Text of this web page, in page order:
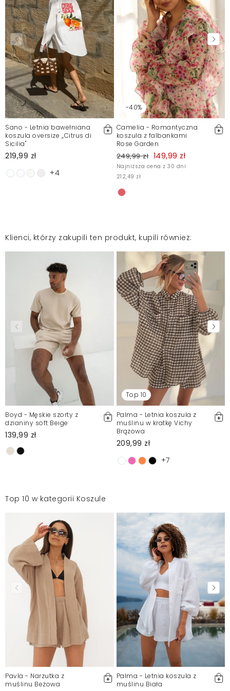
Zgłoś nielegalną treść
Sano - Letnia bawełniana
koszula oversize ,,Citrus di
Sicilia"
219,99 zł
+4
-40%
Camelia - Romantyczna
koszula z falbankami
Rose Garden
249,99 zł 149,99 zł
Najniższa cena z 30 dni
212,49 zł
Klienci, którzy zakupili ten produkt, kupili również:
Boyd - Męskie szorty z
dzianiny soft Beige
139,99 zł
Top 10
Palma - Letnia koszula z
muślinu w kratkę Vichy
Brązowa
209,99 zł
+7
Top 10 w kategorii Koszule
Pavla - Narzutka z
muślinu Beżowa
Palma - Letnia koszula z
muślinu Biała